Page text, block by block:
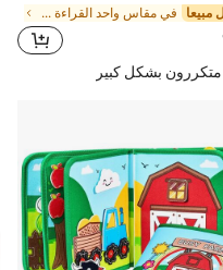
في مقاس واحد القراءة والكتابة للأطفال
متكررون بشكل كبير